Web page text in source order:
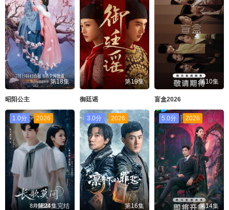
第18集
昭阳公主
第19集
御廷谣
第10集
盲盒2026
1.0分 2026
第24集完结
3.0分 2026
第16集
5.0分 2026
第14集